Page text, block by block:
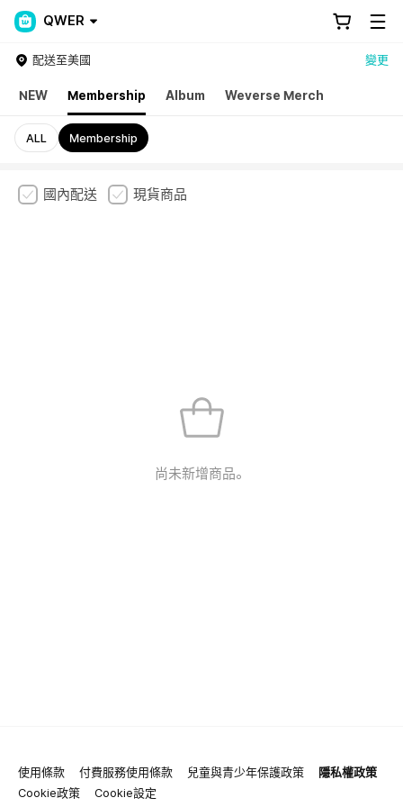
QWER
配送至美國 變更
NEW Membership Album Weverse Merch
ALL Membership
國內配送 現貨商品
尚未新增商品。
使用條款 付費服務使用條款 兒童與青少年保護政策
隱私權政策
Cookie政策
Cookie設定